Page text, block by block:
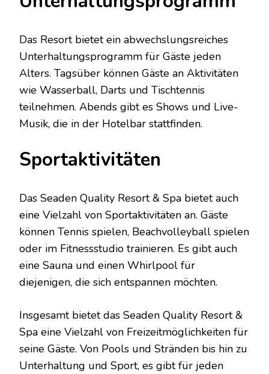
Das Resort bietet ein abwechslungsreiches
Unterhaltungsprogramm für Gäste jeden
Alters. Tagsüber können Gäste an Aktivitäten
wie Wasserball, Darts und Tischtennis
teilnehmen. Abends gibt es Shows und Live-
Musik, die in der Hotelbar stattfinden.
Sportaktivitäten
Das Seaden Quality Resort & Spa bietet auch
eine Vielzahl von Sportaktivitäten an. Gäste
können Tennis spielen, Beachvolleyball spielen
oder im Fitnessstudio trainieren. Es gibt auch
eine Sauna und einen Whirlpool für
diejenigen, die sich entspannen möchten.
Insgesamt bietet das Seaden Quality Resort &
Spa eine Vielzahl von Freizeitmöglichkeiten für
seine Gäste. Von Pools und Stränden bis hin zu
Unterhaltung und Sport, es gibt für jeden